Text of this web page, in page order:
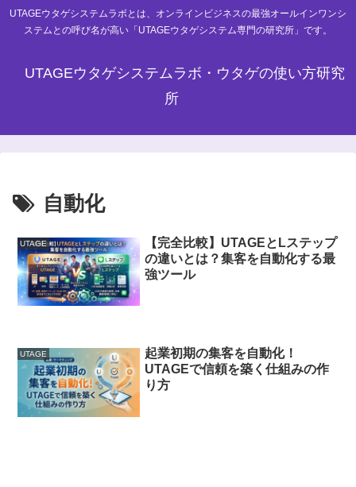
UTAGEウタゲシステムラボとは、オンラインビジネスの最強オールインワンシ
ステムとの呼び名が高い「UTAGEウタゲシステム専門の研究所」です。
UTAGEウタゲシステムラボ・ウタゲの使い方研究
所
自動化
UTAGE
【完全比較】UTAGEとLステップ
の違いとは？集客を自動化する最
強ツール
UTAGE
起業初期の集客を自動化！
UTAGEで信頼を築く仕組みの作
り方